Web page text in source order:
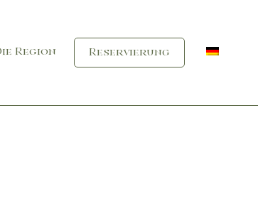
Region Reservierung